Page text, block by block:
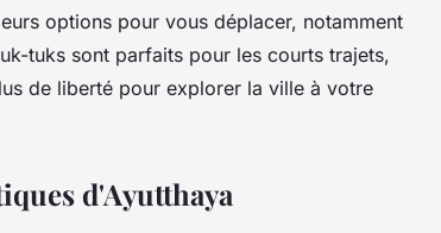
options pour vous déplacer, notamment
tuks sont parfaits pour les courts trajets,
de liberté pour explorer la ville à votre
d'Ayutthaya